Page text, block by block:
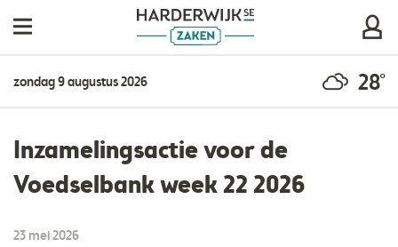
zondag 9 augustus 2026 28°
Inzamelingsactie voor de
Voedselbank week 22 2026
23 mei 2026